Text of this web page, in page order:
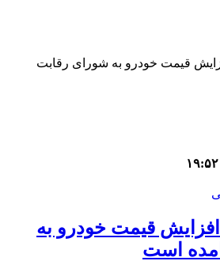
قیمت خودرو‌ به شورای رقابت
قیمت خودرو‌ به
است